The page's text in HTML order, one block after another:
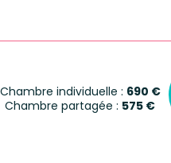
Chambre individuelle : 690 €
Chambre partagée : 575 €